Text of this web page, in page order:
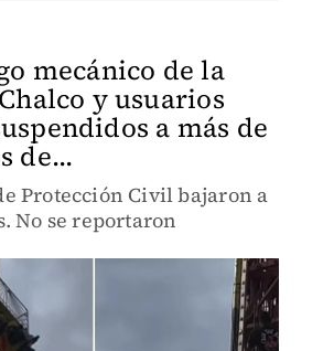
mecánico de la
y usuarios
a más de
de...
Protección Civil bajaron a
No se reportaron